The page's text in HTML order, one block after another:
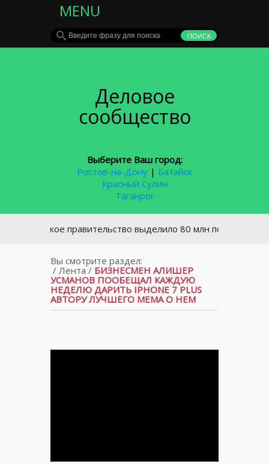
MENU
Деловое
сообщество
Выберите Ваш город:
Ростов-на-Дону | Батайск
Красный Сулин
Таганрог
правительство выделило 80 млн пострадавшим от
Вы смотрите раздел:
/ Лента/ БИЗНЕСМЕН АЛИШЕР
УСМАНОВ ПООБЕЩАЛ КАЖДУЮ
НЕДЕЛЮ ДАРИТЬ IPHONE 7 PLUS
АВТОРУ ЛУЧШЕГО МЕМА О НЕМ